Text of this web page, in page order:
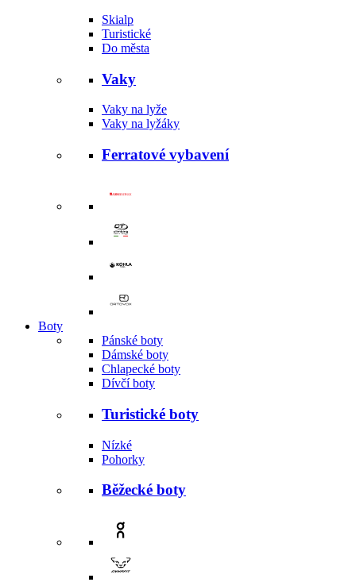
Skialp
Turistické
Do města
Vaky
Vaky na lyže
Vaky na lyžáky
Ferratové vybavení
Boty
Pánské boty
Dámské boty
Chlapecké boty
Dívčí boty
Turistické boty
Nízké
Pohorky
Běžecké boty